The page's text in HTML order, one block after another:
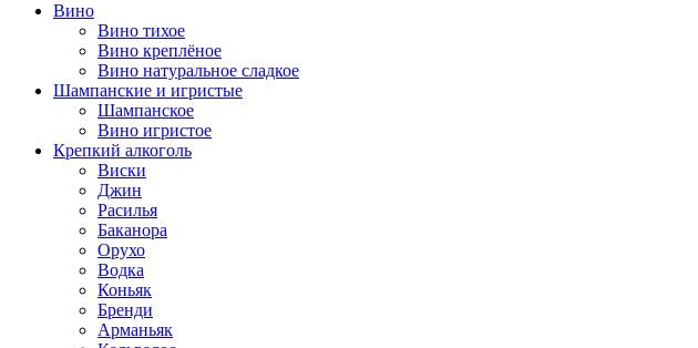
Вино
Вино тихое
Вино креплёное
Вино натуральное сладкое
Шампанские и игристые
Шампанское
Вино игристое
Крепкий алкоголь
Виски
Джин
Расилья
Баканора
Орухо
Водка
Коньяк
Бренди
Арманьяк